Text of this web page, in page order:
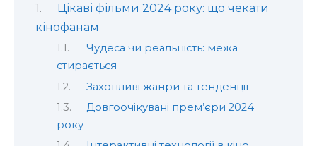
Цікаві фільми 2024 року: що чекати
кінофанам
Чудеса чи реальність: межа
стирається
Захопливі жанри та тенденції
Довгоочікувані прем’єри 2024
року